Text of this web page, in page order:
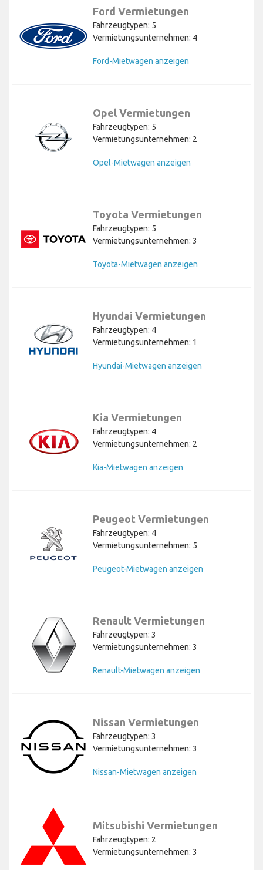
Ford Vermietungen
Fahrzeugtypen: 5
Vermietungsunternehmen: 4
Ford-Mietwagen anzeigen
Opel Vermietungen
Fahrzeugtypen: 5
Vermietungsunternehmen: 2
Opel-Mietwagen anzeigen
Toyota Vermietungen
Fahrzeugtypen: 5
Vermietungsunternehmen: 3
Toyota-Mietwagen anzeigen
Hyundai Vermietungen
Fahrzeugtypen: 4
Vermietungsunternehmen: 1
Hyundai-Mietwagen anzeigen
Kia Vermietungen
Fahrzeugtypen: 4
Vermietungsunternehmen: 2
Kia-Mietwagen anzeigen
Peugeot Vermietungen
Fahrzeugtypen: 4
Vermietungsunternehmen: 5
Peugeot-Mietwagen anzeigen
Renault Vermietungen
Fahrzeugtypen: 3
Vermietungsunternehmen: 3
Renault-Mietwagen anzeigen
Nissan Vermietungen
Fahrzeugtypen: 3
Vermietungsunternehmen: 3
Nissan-Mietwagen anzeigen
Mitsubishi Vermietungen
Fahrzeugtypen: 2
Vermietungsunternehmen: 3